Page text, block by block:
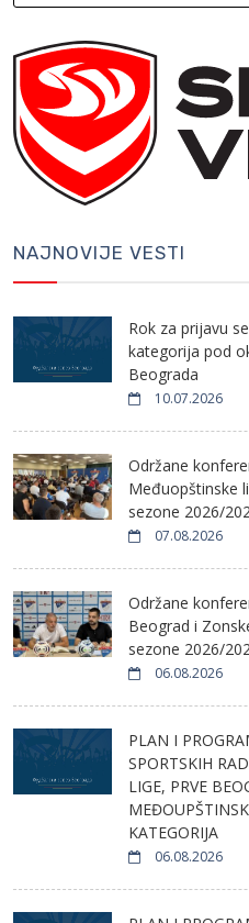
NAJNOVIJE VESTI
Rok za prijavu
kategorija pod
Beograda
10.07.2026
Održane
Međuopštinske
sezone 2026/
07.08.2026
Održane
Beograd i
sezone 2026/
06.08.2026
PLAN I
SPORTSKIH
LIGE, PRVE
KATEGORIJA
06.08.2026